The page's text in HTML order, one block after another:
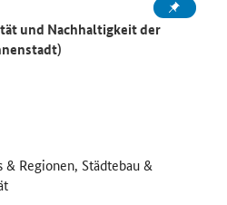
und Nachhaltigkeit der
Regionen, Städtebau &